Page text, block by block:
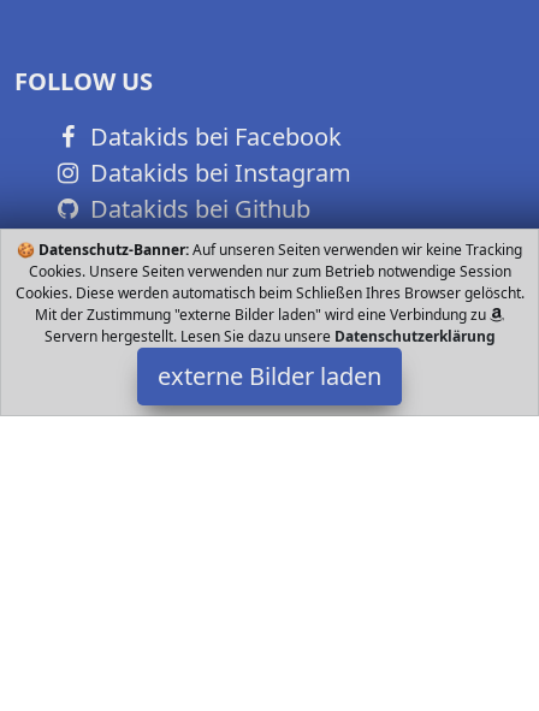
🍪 Datenschutz-Banner:Auf unseren Seiten verwenden wir keine Tracking
Cookies. Unsere Seiten verwenden nur zum Betrieb notwendige Session
Cookies. Diese werden automatisch beim Schließen Ihres Browser gelöscht.
Mit der Zustimmung "externe Bilder laden" wird eine Verbindung zu
Servern hergestellt. Lesen Sie dazu unsere Datenschutzerklärung
externe Bilder laden
FOLLOW US
Datakids bei Facebook
Datakids bei Instagram
Datakids bei Github